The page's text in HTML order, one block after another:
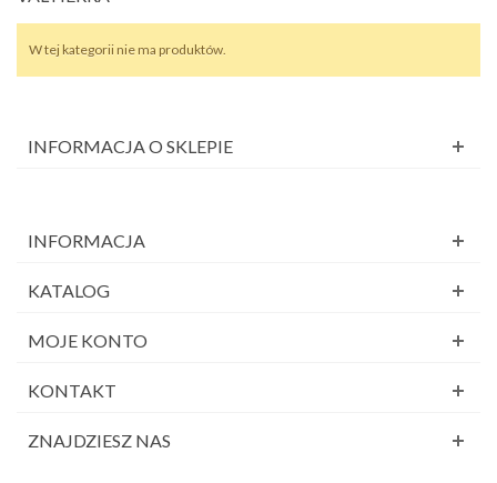
W tej kategorii nie ma produktów.
INFORMACJA O SKLEPIE
INFORMACJA
KATALOG
MOJE KONTO
KONTAKT
ZNAJDZIESZ NAS